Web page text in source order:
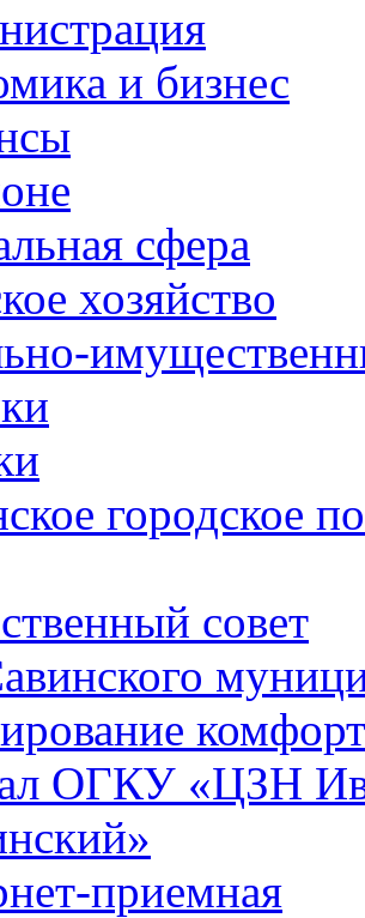
и бизнес
сфера
хозяйство
городское
совет
ОГКУ «ЦЗН
приемная